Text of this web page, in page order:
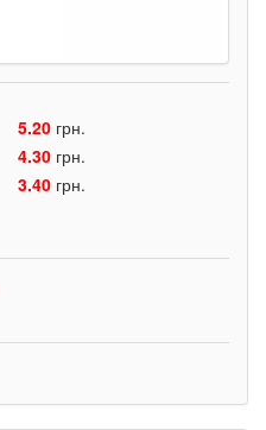
5.20 грн.
4.30 грн.
3.40 грн.